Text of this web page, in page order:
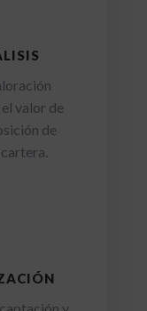
valor de
de
y